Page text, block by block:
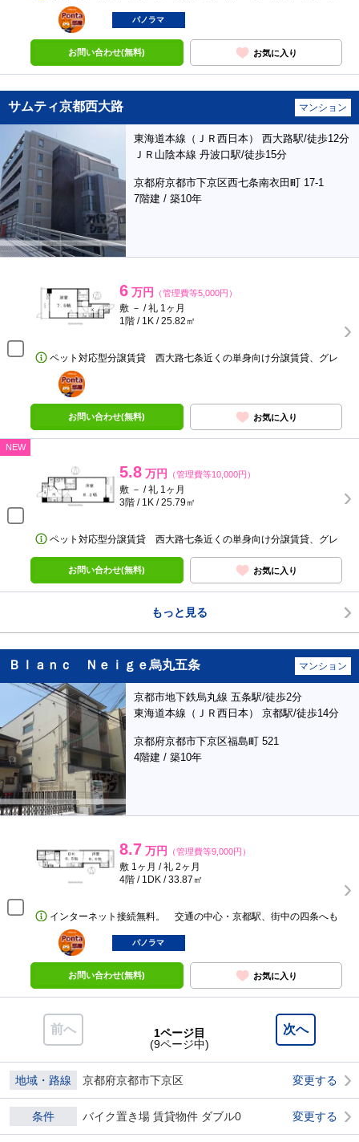
ポンタ
部屋
パノラマ
お問い合わせ(無料) お気に入り
サムティ京都西大路 マンション
東海道本線（ＪＲ西日本） 西大路駅/徒歩12分
ＪＲ山陰本線 丹波口駅/徒歩15分
京都府京都市下京区西七条南衣田町 17-1
7階建 / 築10年
6 万円 （管理費等5,000円）
敷 － / 礼 1ヶ月
1階 / 1K / 25.82㎡
ペット対応型分譲賃貸 西大路七条近くの単身向け分譲賃貸、グレ
ポンタ
部屋
お問い合わせ(無料) お気に入り
NEW
5.8 万円 （管理費等10,000円）
敷 － / 礼 1ヶ月
3階 / 1K / 25.79㎡
ペット対応型分譲賃貸 西大路七条近くの単身向け分譲賃貸、グレ
お問い合わせ(無料) お気に入り
もっと見る
Ｂｌａｎｃ Ｎｅｉｇｅ烏丸五条 マンション
京都市地下鉄烏丸線 五条駅/徒歩2分
東海道本線（ＪＲ西日本） 京都駅/徒歩14分
京都府京都市下京区福島町 521
4階建 / 築10年
8.7 万円 （管理費等9,000円）
敷 1ヶ月 / 礼 2ヶ月
4階 / 1DK / 33.87㎡
インターネット接続無料。 交通の中心・京都駅、街中の四条へも
ポンタ
部屋
パノラマ
お問い合わせ(無料) お気に入り
前へ 次へ
1ページ目
(9ページ中)
地域・路線 京都府京都市下京区 変更する
条件 バイク置き場 賃貸物件 ダブル0 変更する